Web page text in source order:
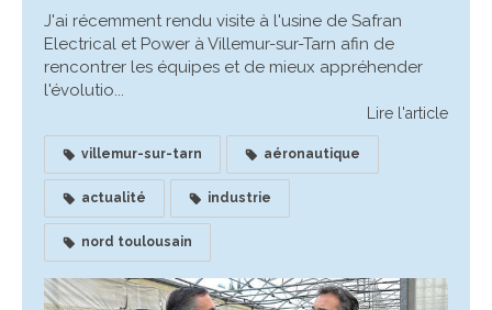
J'ai récemment rendu visite à l'usine de Safran
Electrical et Power à Villemur-sur-Tarn afin de
rencontrer les équipes et de mieux appréhender
l'évolutio...
Lire l'article
villemur-sur-tarn aéronautique
actualité industrie
nord toulousain